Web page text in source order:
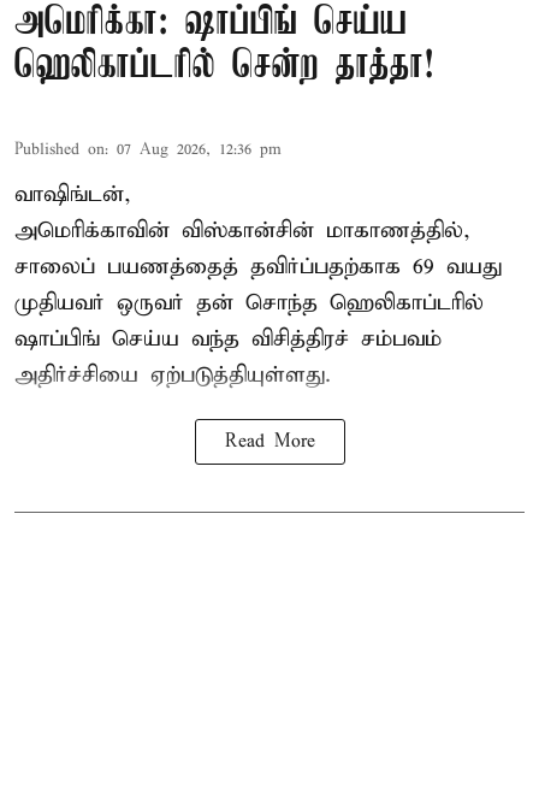
அமெரிக்கா: ஷாப்பிங் செய்ய
ஹெலிகாப்டரில் சென்ற தாத்தா!
Published on: 07 Aug 2026, 12:36 pm
வாஷிங்டன்,
அமெரிக்காவின் விஸ்கான்சின் மாகாணத்தில்,
சாலைப் பயணத்தைத் தவிர்ப்பதற்காக 69 வயது
முதியவர் ஒருவர் தன் சொந்த ஹெலிகாப்டரில்
ஷாப்பிங் செய்ய வந்த விசித்திரச் சம்பவம்
அதிர்ச்சியை ஏற்படுத்தியுள்ளது.
Read More